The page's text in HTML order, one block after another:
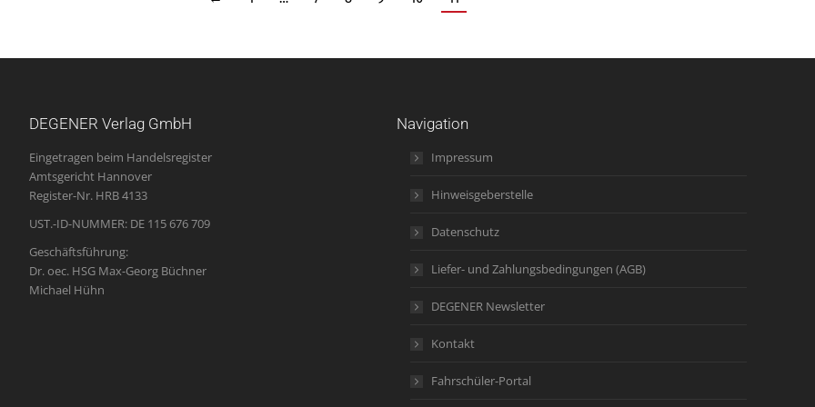
DEGENER Verlag GmbH
Eingetragen beim Handelsregister
Amtsgericht Hannover
Register-Nr. HRB 4133
UST.-ID-NUMMER: DE 115 676 709
Geschäftsführung:
Dr. oec. HSG Max-Georg Büchner
Michael Hühn
Navigation
Impressum
Hinweisgeberstelle
Datenschutz
Liefer- und Zahlungsbedingungen (AGB)
DEGENER Newsletter
Kontakt
Fahrschüler-Portal